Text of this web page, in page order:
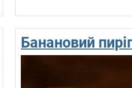
Банановий